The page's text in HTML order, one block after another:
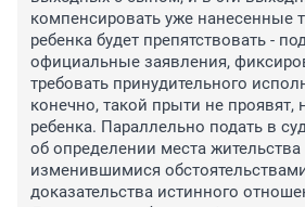
компенсировать уже нанесенные
ребенка будет препятствовать -
официальные заявления,
требовать принудительного
конечно, такой прыти не проявят,
ребенка. Параллельно подать в
об определении места жительства
изменившимися
доказательства истинного